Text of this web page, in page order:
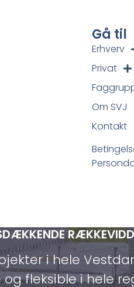
Gå til
Erhverv
Privat
Om SVJ
Kontakt
i hele
fleksible i hele